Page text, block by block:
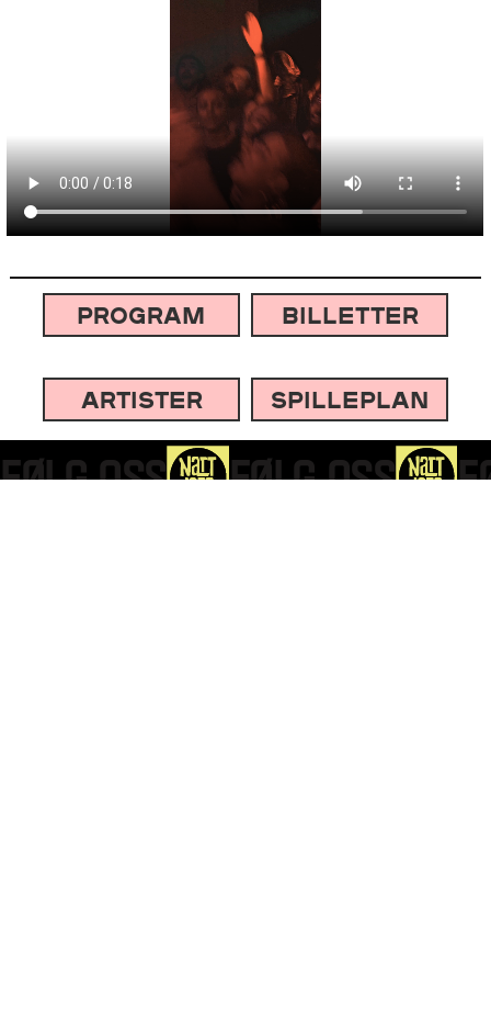
PROGRAM BILLETTER
ARTISTER SPILLEPLAN
FØLG OSS